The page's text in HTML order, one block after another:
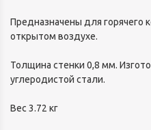
Предназначены для горячего
открытом воздухе.
Толщина стенки 0,8 мм.
углеродистой стали.
Вес 3.72 кг